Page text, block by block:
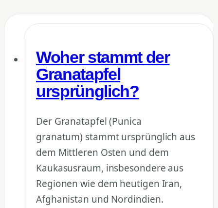
Woher stammt der
Granatapfel
ursprünglich?
Der Granatapfel (Punica
granatum) stammt ursprünglich aus
dem Mittleren Osten und dem
Kaukasusraum, insbesondere aus
Regionen wie dem heutigen Iran,
Afghanistan und Nordindien.